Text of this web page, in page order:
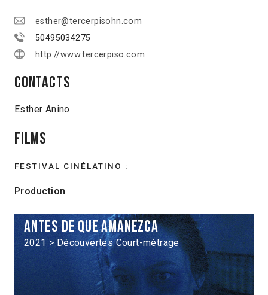
esther@tercerpisohn.com
50495034275
http://www.tercerpiso.com
Contacts
Esther Anino
Films
FESTIVAL CINÉLATINO :
Production
Antes de que amanezca
2021 > Découvertes Court-métrage